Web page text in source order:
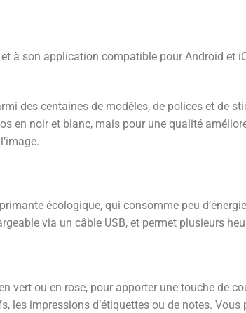
à son application compatible pour Android et
des centaines de modèles, de polices et de
en noir et blanc, mais pour une qualité
écologique, qui consomme peu
via un câble USB, et permet plusieurs
vert ou en rose, pour apporter une touche de
les impressions d’étiquettes ou de notes. Vous